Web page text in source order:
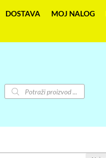
DOSTAVA MOJ NALOG
Products
search